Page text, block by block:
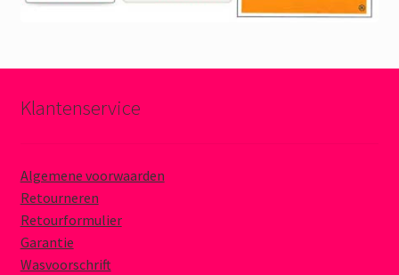
Klantenservice
Algemene voorwaarden
Retourneren
Retourformulier
Garantie
Wasvoorschrift